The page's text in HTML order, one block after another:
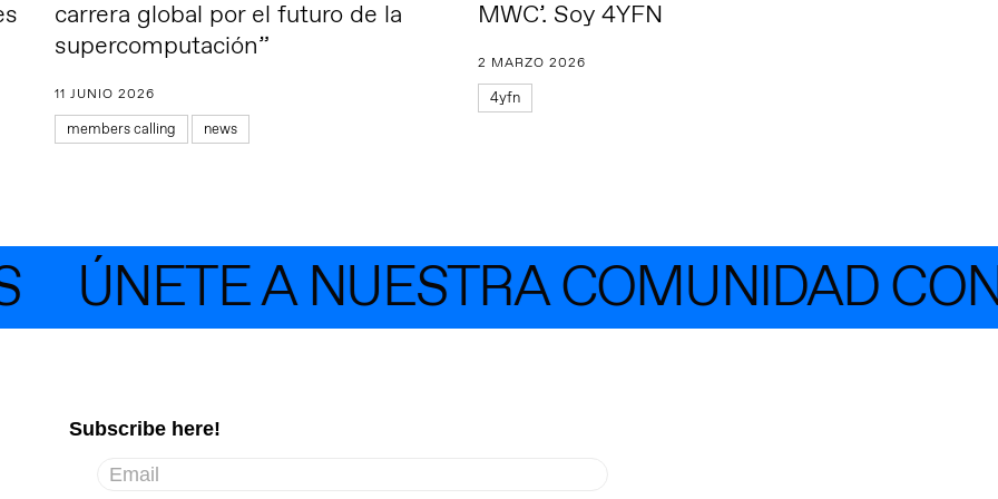
carrera global por el futuro de la
supercomputación”
11 JUNIO 2026
members calling news
MWC’. Soy 4YFN
2 MARZO 2026
4yfn
ÚNETE A NUESTRA COMUNIDAD CON